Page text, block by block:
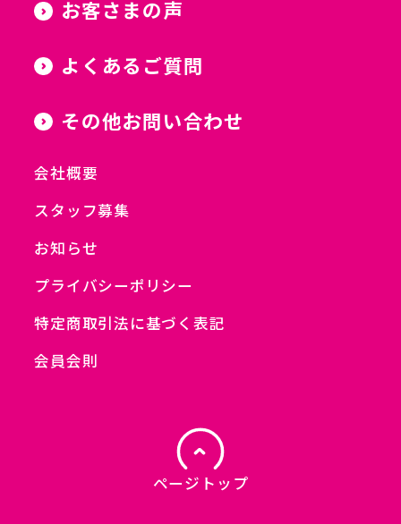
お客さまの声
よくあるご質問
その他お問い合わせ
会社概要
スタッフ募集
お知らせ
プライバシーポリシー
特定商取引法に基づく表記
会員会則
ページトップ